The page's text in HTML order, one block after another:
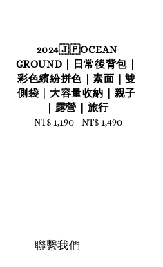
2024🇯🇵OCEAN
GROUND｜日常後背包｜
彩色繽紛拼色｜素面｜雙
側袋｜大容量收納｜親子
｜露營｜旅行
Regular
NT$ 1,190 -NT$ 1,490
聯繫我們